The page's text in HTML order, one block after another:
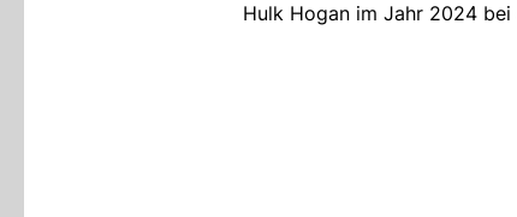
Hulk Hogan im Jahr 2024